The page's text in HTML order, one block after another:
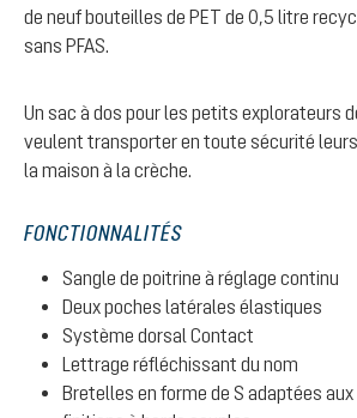
de neuf bouteilles de PET de 0,5 litre
sans PFAS.
Un sac à dos pour les petits explorateurs
veulent transporter en toute sécurité
la maison à la crèche.
FONCTIONNALITÉS
Sangle de poitrine à réglage continu
Deux poches latérales élastiques
Système dorsal Contact
Lettrage réfléchissant du nom
Bretelles en forme de S adaptées